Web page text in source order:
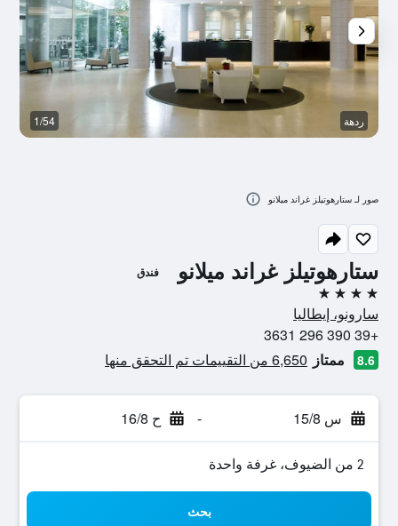
ستارهوتيلز غراند ميلانو فندق
4 نجوم
سارونو، إيطاليا
+39 390 296 3631
8.6 ممتاز 6,650 من التقييمات تم التحقق منها
س 15/8 - ح 16/8
2 من الضيوف، غرفة واحدة
بحث
ردهة 1/54
صور لـ ستارهوتيلز غراند ميلانو